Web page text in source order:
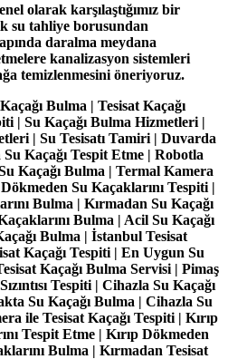
olarak karşılaştığımız bir
su tahliye borusundan
daralma meydana
kanalizasyon sistemleri
temizlenmesini öneriyoruz.
Bulma | Tesisat Kaçağı
| Su Kaçağı Bulma Hizmetleri |
| Su Tesisatı Tamiri | Duvarda
Su Kaçağı Tespit Etme | Robotla
Kaçağı Bulma | Termal Kamera
Su Kaçaklarını Tespiti |
Bulma | Kırmadan Su Kaçağı
Bulma | Acil Su Kaçağı
Bulma | İstanbul Tesisat
Kaçağı Tespiti | En Uygun Su
Kaçağı Bulma Servisi | Pimaş
Tespiti | Cihazla Su Kaçağı
Su Kaçağı Bulma | Cihazla Su
ile Tesisat Kaçağı Tespiti | Kırıp
Tespit Etme | Kırıp Dökmeden
Bulma | Kırmadan Tesisat